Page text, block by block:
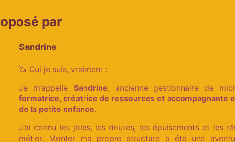
par
Sandrine
🦄 Qui je suis, vraiment :
Je m’appelle Sandrine, ancienne gestionnaire de
formatrice, créatrice de ressources et accompagnante
de la petite enfance.
J’ai connu les joies, les doutes, les épuisements et les
métier. Monter ma propre structure a été une